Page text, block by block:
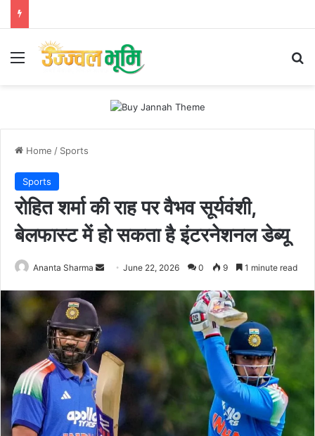
Menu
Home / Sports
Sports
रोहित शर्मा की राह पर वैभव सूर्यवंशी,
बेलफास्ट में हो सकता है इंटरनेशनल डेब्यू
Ananta Sharma
SendJune 22, 2026 0 9 1 minute read